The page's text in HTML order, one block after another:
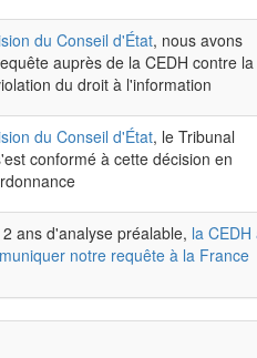
du Conseil d'État, nous avons
auprès de la CEDH contre la
du droit à l'information
du Conseil d'État, le Tribunal
conformé à cette décision en
ans d'analyse préalable, la CEDH
notre requête à la France